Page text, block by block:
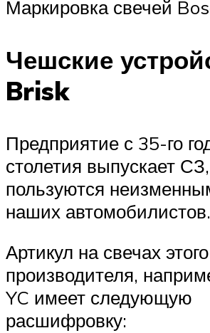
Маркировка свечей
Чешские
Brisk
Предприятие с 35-го
столетия выпускает
пользуются
наших автомобилистов.
Артикул на свечах этого
производителя,
YC имеет следующую
расшифровку: